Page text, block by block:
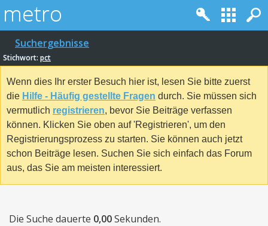
Suchergebnisse
Stichwort: pct
Wenn dies Ihr erster Besuch hier ist, lesen Sie bitte zuerst
die Hilfe - Häufig gestellte Fragen durch. Sie müssen sich
vermutlich registrieren, bevor Sie Beiträge verfassen
können. Klicken Sie oben auf 'Registrieren', um den
Registrierungsprozess zu starten. Sie können auch jetzt
schon Beiträge lesen. Suchen Sie sich einfach das Forum
aus, das Sie am meisten interessiert.
Die Suche dauerte 0,00Sekunden.